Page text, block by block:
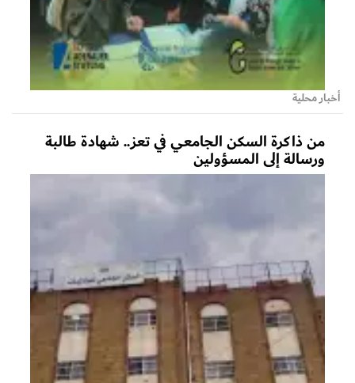
أخبار محلية
من ذاكرة السكن الجامعي في تعز.. شهادة طالبة
ورسالة إلى المسؤولين